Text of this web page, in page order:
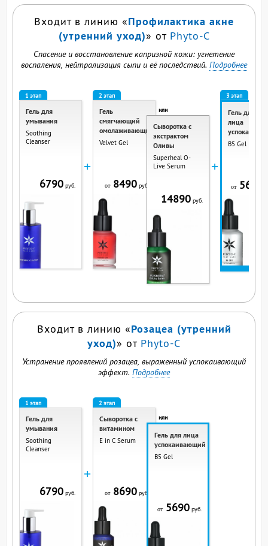
Входит в линию «Профилактика акне
(утренний уход)» от Phyto-C
Спасение и восстановление капризной кожи: угнетение
воспаления, нейтрализация сыпи и её последствий. Подробнее
1 этап
Гель для
умывания
Soothing
Cleanser
6790 руб.
+
2 этап
Гель
смягчающий
омолаживающий
Velvet Gel
от8490 руб.
или
Сыворотка с
экстрактом
Оливы
Superheal O-
Live Serum
14890 руб.
+
3 этап
Гель для
лица
B5 Gel
ВЫ СМОТРИТЕ
от5690
Входит в линию «Розацеа (утренний
уход)» от Phyto-C
Устранение проявлений розацеа, выраженный успокаивающий
эффект. Подробнее
1 этап
Гель для
умывания
Soothing
Cleanser
6790 руб.
+
2 этап
Сыворотка с
витамином
E in C Serum
от8690 руб.
или
Гель для лица
успокаивающий
B5 Gel
от5690 руб.